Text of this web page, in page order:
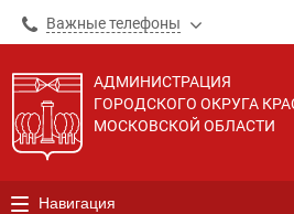
Важные телефоны
АДМИНИСТРАЦИЯ
ГОРОДСКОГО ОКРУГА
МОСКОВСКОЙ ОБЛАСТИ
Навигация